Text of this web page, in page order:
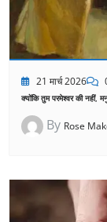
21 मार्च 2026
क्योंकि तुम परमेश्वर की नहीं,
By Rose